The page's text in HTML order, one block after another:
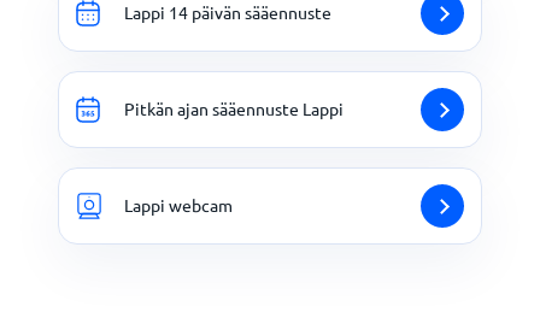
Lappi 14 päivän sääennuste
Pitkän ajan sääennuste Lappi
Lappi webcam